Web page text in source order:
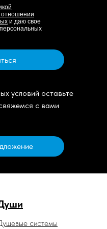
отношении
и даю свое
условий оставьте
с вами
системы